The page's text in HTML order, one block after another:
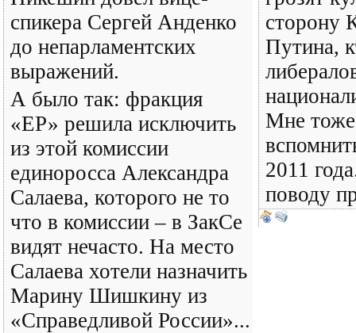
спикера Сергей Анденко
до непарламентских
выражений.
А было так: фракция
«ЕР» решила исключить
из этой комиссии
единоросса Александра
Салаева, которого не то
что в комиссии – в ЗакСе
видят нечасто. На место
Салаева хотели назначить
Марину Шишкину из
«Справедливой России»...
сторону
Путина,
Мне тоже
2011
поводу